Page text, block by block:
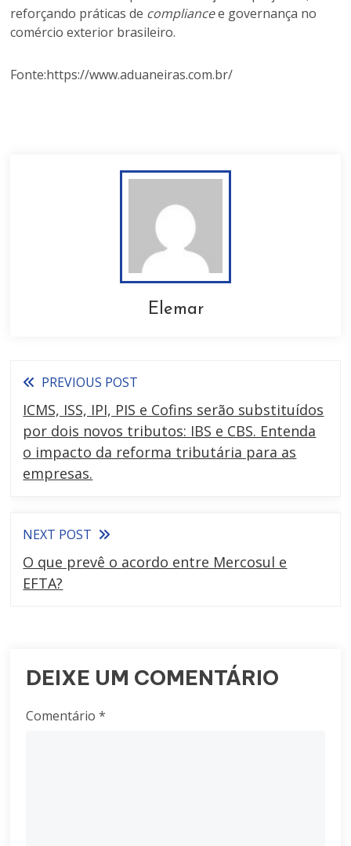
reforçando práticas de compliancee governança no
comércio exterior brasileiro.
Fonte:https://www.aduaneiras.com.br/
Elemar
PREVIOUS POST
ICMS, ISS, IPI, PIS e Cofins serão substituídos
por dois novos tributos: IBS e CBS. Entenda
o impacto da reforma tributária para as
empresas.
NEXT POST
O que prevê o acordo entre Mercosul e
EFTA?
DEIXE UM COMENTÁRIO
Comentário*